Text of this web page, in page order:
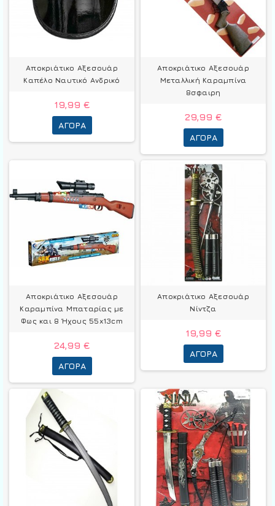
Αποκριάτικο Αξεσουάρ
Καπέλο Ναυτικό Ανδρικό
19,99 €
ΑΓΟΡΆ
Αποκριάτικο Αξεσουάρ
Μεταλλική Καραμπίνα
8σφαιρη
29,99 €
ΑΓΟΡΆ
Αποκριάτικο Αξεσουάρ
Καραμπίνα Μπαταρίας με
Φως και 8 Ήχους 55x13cm
24,99 €
ΑΓΟΡΆ
Αποκριάτικο Αξεσουάρ
Νίντζα
19,99 €
ΑΓΟΡΆ